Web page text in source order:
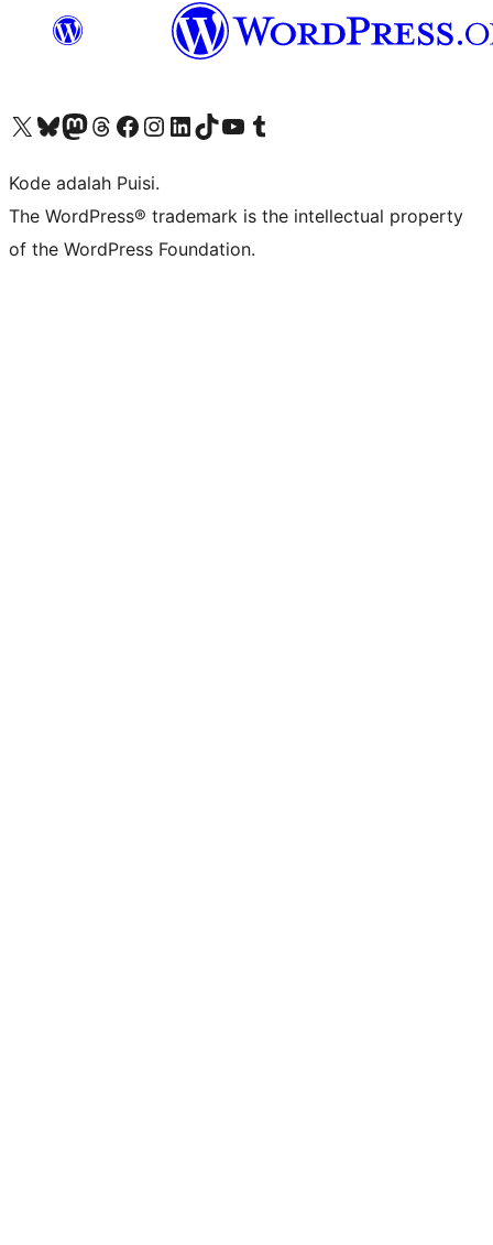
Kunjungi akun X (sebelumnya Twitter) kamiVisit our Bluesky account
Kunjungi akun Mastodon kami
Visit our Threads account
Kunjungi halaman Facebook kamiKunjungi akun Instagram kamiKunjungi akun LinkedIn kami
Visit our TikTok account
Kunjungi channel YouTube kamiVisit our Tumblr account
Kode adalah Puisi.
The WordPress® trademark is the intellectual property
of the WordPress Foundation.